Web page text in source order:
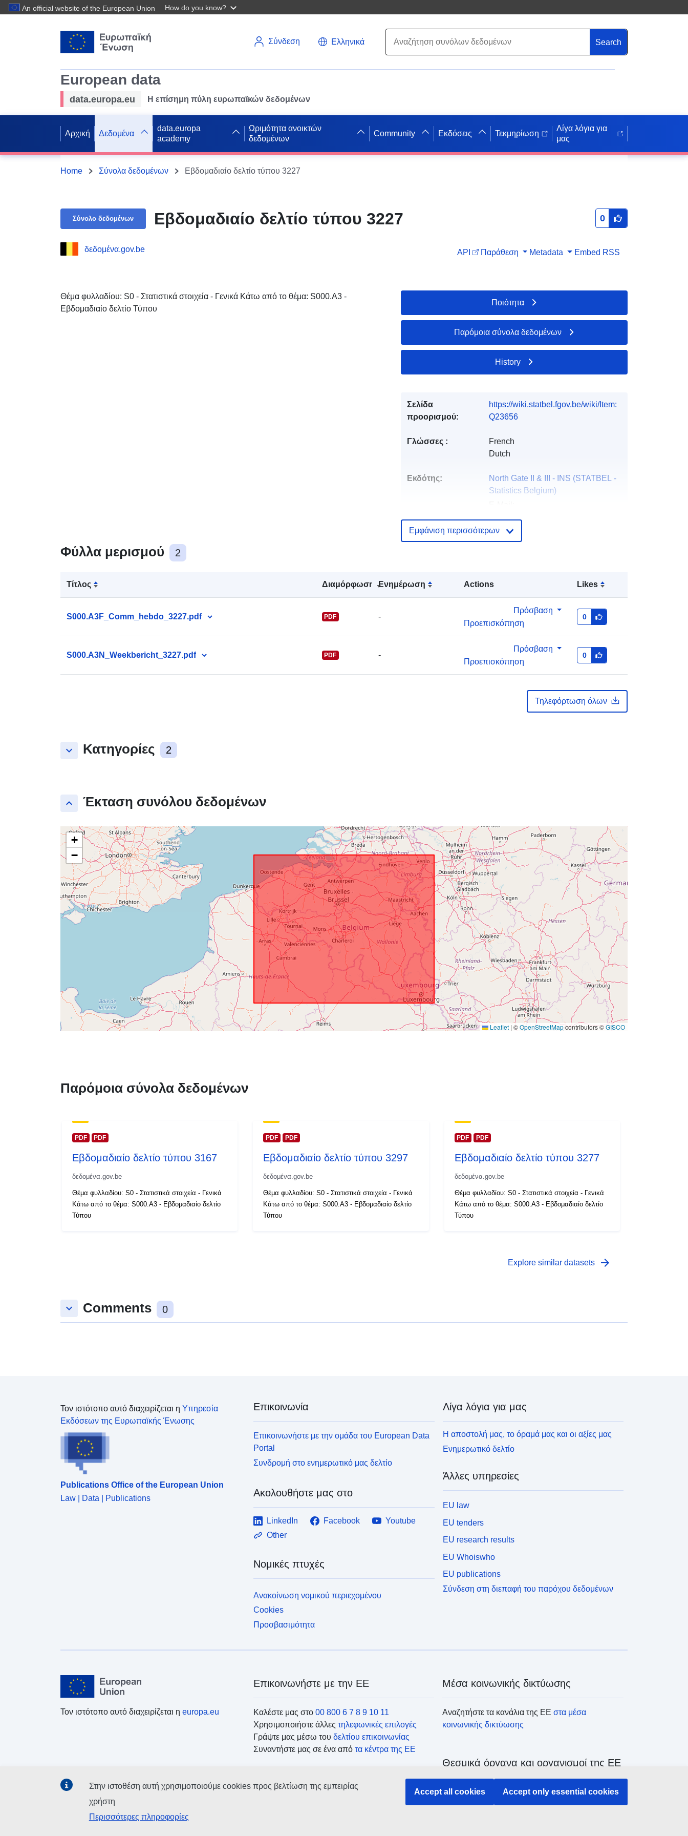
An official website of the European Union How do you know?
Σύνδεση Ελληνικά Search
European data
data.europa.eu Η επίσημη πύλη ευρωπαϊκών δεδομένων
Αρχική Δεδομένα
data.europa
academy
Ωριμότητα ανοικτών
δεδομένων
Community Εκδόσεις Τεκμηρίωση
Λίγα λόγια για
μας
Home Σύνολα δεδομένων Εβδομαδιαίο δελτίο τύπου 3227
Σύνολο δεδομένων Εβδομαδιαίο δελτίο τύπου 3227 0
δεδομένα.gov.be API Παράθεση Metadata Embed RSS
Θέμα φυλλαδίου: S0 - Στατιστικά στοιχεία - Γενικά Κάτω από το θέμα: S000.A3 -
Εβδομαδιαίο δελτίο Τύπου
Φύλλα μερισμού 2
Τίτλος Διαμόρφωση Ενημέρωση Actions Likes
S000.A3F_Comm_hebdo_3227.pdf PDF -
Πρόσβαση
Προεπισκόπηση
0
S000.A3N_Weekbericht_3227.pdf PDF -
Πρόσβαση
Προεπισκόπηση
0
Τηλεφόρτωση όλων
keyboard_arrow_down Κατηγορίες 2
keyboard_arrow_up Έκταση συνόλου δεδομένων
+
−
Leaflet | ©OpenStreetMapcontributors ©GISCO
Ποιότητα
Παρόμοια σύνολα δεδομένων
History
Σελίδα
προορισμού:
https://wiki.statbel.fgov.be/wiki/Item:
Q23656
Γλώσσες :
French
Dutch
Εκδότης:
North Gate II & III - INS (STATBEL -
Statistics Belgium)
Αρχική σελίδα:
https://statbel.fgov.be/
Statistics Belgium)
E-Mail:
mailto:statbel@economie.fgov.be
Διεύθυνση URL:
https://statbel.fgov.be/de
https://statbel.fgov.be/nl
https://statbel.fgov.be/en
https://statbel.fgov.be/fr
Προστίθεται στο data.europa.eu: 14
February 2024
Αναγνωριστικά: Q23656#ID
uriRef:
http://data.europa.eu/88u/dataset/q2
3656-id
Δικαιώματα
πρόσβασης:
public
Χρονική κάλυψη:
01 January 2008
-
31 December 2008
Εμφάνιση περισσότερων
Παρόμοια σύνολα δεδομένων
PDF PDF
Εβδομαδιαίο δελτίο τύπου 3167
δεδομένα.gov.be
Θέμα φυλλαδίου: S0 - Στατιστικά στοιχεία - Γενικά
Κάτω από το θέμα: S000.A3 - Εβδομαδιαίο δελτίο
Τύπου
PDF PDF
Εβδομαδιαίο δελτίο τύπου 3297
δεδομένα.gov.be
Θέμα φυλλαδίου: S0 - Στατιστικά στοιχεία - Γενικά
Κάτω από το θέμα: S000.A3 - Εβδομαδιαίο δελτίο
Τύπου
PDF PDF
Εβδομαδιαίο δελτίο τύπου 3277
δεδομένα.gov.be
Θέμα φυλλαδίου: S0 - Στατιστικά στοιχεία - Γενικά
Κάτω από το θέμα: S000.A3 - Εβδομαδιαίο δελτίο
Τύπου
Explore similar datasets arrow_forward
keyboard_arrow_down Comments 0
Τον ιστότοπο αυτό διαχειρίζεται η Υπηρεσία
Εκδόσεων της Ευρωπαϊκής Ένωσης
Publications Office of the European Union
Law | Data | Publications
Επικοινωνία
Επικοινωνήστε με την ομάδα του European Data
Portal
Συνδρομή στο ενημερωτικό μας δελτίο
Ακολουθήστε μας στο
LinkedIn Facebook
Youtube
Other
Νομικές πτυχές
Ανακοίνωση νομικού περιεχομένου
Cookies
Προσβασιμότητα
Λίγα λόγια για μας
Η αποστολή μας, το όραμά μας και οι αξίες μας
Ενημερωτικό δελτίο
Άλλες υπηρεσίες
EU law
EU tenders
EU research results
EU Whoiswho
EU publications
Σύνδεση στη διεπαφή του παρόχου δεδομένων
Τον ιστότοπο αυτό διαχειρίζεται η europa.eu
Επικοινωνήστε με την ΕΕ
Καλέστε μας στο 00 800 6 7 8 9 10 11
Χρησιμοποιήστε άλλες τηλεφωνικές επιλογές
Γράψτε μας μέσω του δελτίου επικοινωνίας
Συναντήστε μας σε ένα από τα κέντρα της ΕΕ
Μέσα κοινωνικής δικτύωσης
Αναζητήστε τα κανάλια της ΕΕστα μέσα
κοινωνικής δικτύωσης
Θεσμικά όργανα και οργανισμοί της ΕΕ
Αναζήτηση όλων των θεσμικών και λοιπών
οργάνων και οργανισμών της ΕΕ
Στην ιστοθέση αυτή χρησιμοποιούμε cookies προς βελτίωση της εμπειρίας
χρήστη
Περισσότερες πληροφορίες
Accept all cookies Accept only essential cookies